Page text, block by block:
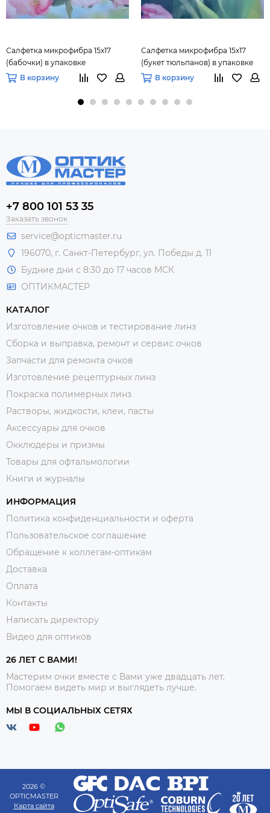
Салфетка микрофибра 15х17
(бабочки) в упаковке
В корзину
Салфетка микрофибра 15х17
(букет тюльпанов) в упаковке
В корзину
+7 800 101 53 35
Заказать звонок
service@opticmaster.ru
196070, г. Санкт-Петербург, ул. Победы д. 11
Будние дни с 8:30 до 17 часов МСК
ОПТИКМАСТЕР
КАТАЛОГ
Изготовление очков и тестирование линз
Сборка и выправка, ремонт и сервис очков
Запчасти для ремонта очков
Изготовление рецептурных линз
Покраска полимерных линз
Растворы, жидкости, клеи, пасты
Аксессуары для очков
Окклюдеры и призмы
Товары для офтальмологии
Книги и журналы
ИНФОРМАЦИЯ
Политика конфиденциальности и оферта
Пользовательское соглашение
Обращение к коллегам-оптикам
Доставка
Оплата
Контакты
Написать директору
Видео для оптиков
26 ЛЕТ С ВАМИ!
Мастерим очки вместе с Вами уже двадцать лет.
Помогаем видеть мир и выглядеть лучше.
МЫ В СОЦИАЛЬНЫХ СЕТЯХ
2026 ©
OPTICMASTER
Карта сайта